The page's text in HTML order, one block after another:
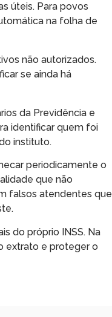
úteis. Para povos
na folha de
não autorizados.
se ainda há
da Previdência e
identificar quem foi
instituto.
periodicamente o
que não
falsos atendentes que
do próprio INSS. Na
extrato e proteger o